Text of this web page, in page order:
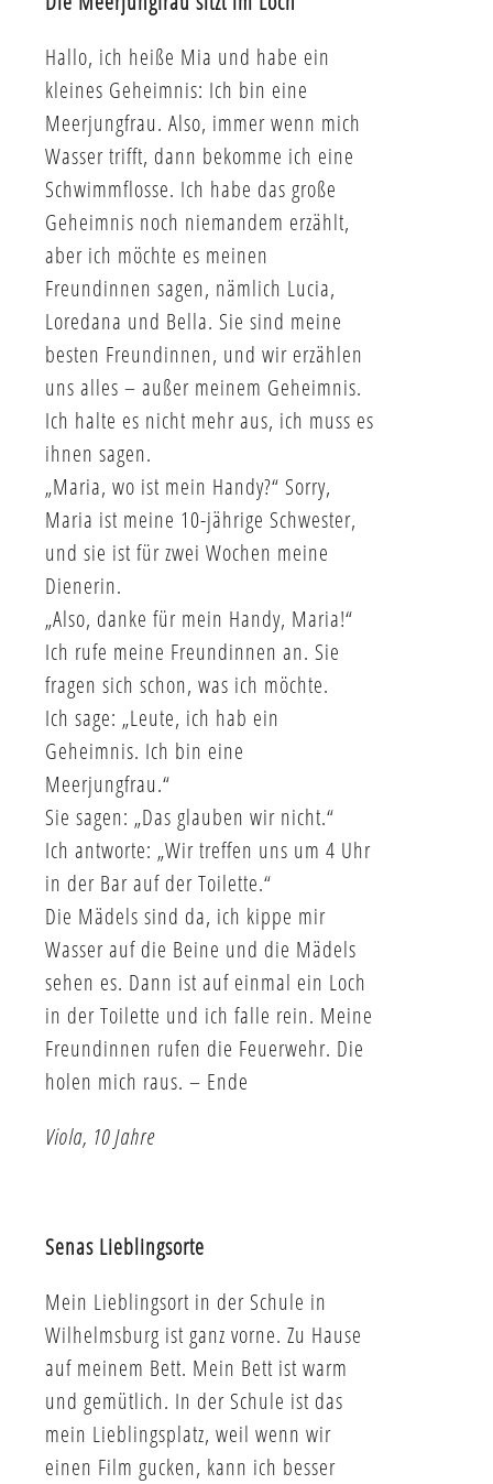
Hallo, ich heiße Mia und habe ein
kleines Geheimnis: Ich bin eine
Meerjungfrau. Also, immer wenn mich
Wasser trifft, dann bekomme ich eine
Schwimmflosse. Ich habe das große
Geheimnis noch niemandem erzählt,
aber ich möchte es meinen
Freundinnen sagen, nämlich Lucia,
Loredana und Bella. Sie sind meine
besten Freundinnen, und wir erzählen
uns alles – außer meinem Geheimnis.
Ich halte es nicht mehr aus, ich muss es
ihnen sagen.
„Maria, wo ist mein Handy?“ Sorry,
Maria ist meine 10-jährige Schwester,
und sie ist für zwei Wochen meine
Dienerin.
„Also, danke für mein Handy, Maria!“
Ich rufe meine Freundinnen an. Sie
fragen sich schon, was ich möchte.
Ich sage: „Leute, ich hab ein
Geheimnis. Ich bin eine
Meerjungfrau.“
Sie sagen: „Das glauben wir nicht.“
Ich antworte: „Wir treffen uns um 4 Uhr
in der Bar auf der Toilette.“
Die Mädels sind da, ich kippe mir
Wasser auf die Beine und die Mädels
sehen es. Dann ist auf einmal ein Loch
in der Toilette und ich falle rein. Meine
Freundinnen rufen die Feuerwehr. Die
holen mich raus. – Ende
Viola, 10 Jahre
Senas Lieblingsorte
Mein Lieblingsort in der Schule in
Wilhelmsburg ist ganz vorne. Zu Hause
auf meinem Bett. Mein Bett ist warm
und gemütlich. In der Schule ist das
mein Lieblingsplatz, weil wenn wir
einen Film gucken, kann ich besser